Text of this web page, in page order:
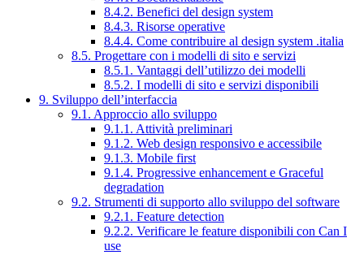
8.4.2. Benefici del design system
8.4.3. Risorse operative
8.4.4. Come contribuire al design system .italia
8.5. Progettare con i modelli di sito e servizi
8.5.1. Vantaggi dell’utilizzo dei modelli
8.5.2. I modelli di sito e servizi disponibili
9. Sviluppo dell’interfaccia
9.1. Approccio allo sviluppo
9.1.1. Attività preliminari
9.1.2. Web design responsivo e accessibile
9.1.3. Mobile first
9.1.4. Progressive enhancement e Graceful
degradation
9.2. Strumenti di supporto allo sviluppo del software
9.2.1. Feature detection
9.2.2. Verificare le feature disponibili con Can I
use